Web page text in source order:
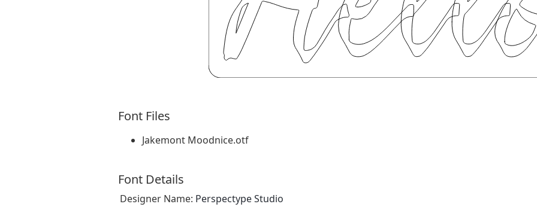
Font Files
Jakemont Moodnice.otf
Font Details
Designer Name: Perspectype Studio